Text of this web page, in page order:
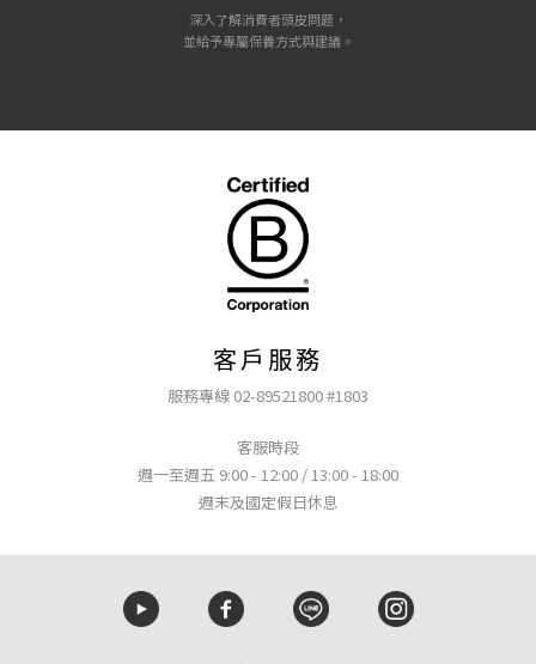
深入了解消費者頭皮問題，
並給予專屬保養方式與建議。
客戶服務
服務專線 02-89521800 #1803
客服時段
週一至週五 9:00 - 12:00 / 13:00 - 18:00
週末及國定假日休息